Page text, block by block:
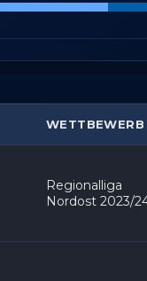
von
zum Datenschutz
WETTBEWERB
Regionalliga
Nordost 2023/